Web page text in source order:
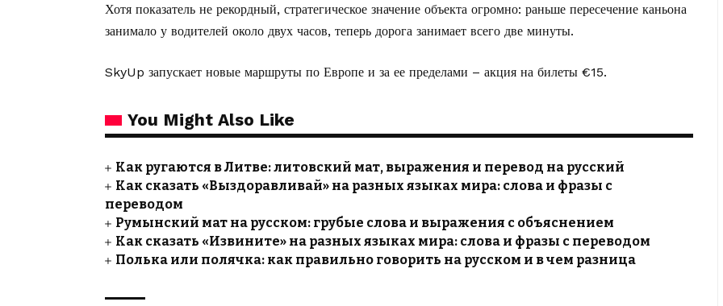
Хотя показатель не рекордный, стратегическое значение объекта огромно: раньше пересечение каньона
занимало у водителей около двух часов, теперь дорога занимает всего две минуты.
SkyUp запускает новые маршруты по Европе и за ее пределами – акция на билеты €15.
You Might Also Like
Как ругаются в Литве: литовский мат, выражения и перевод на русский
Как сказать «Выздоравливай» на разных языках мира: слова и фразы с
переводом
Румынский мат на русском: грубые слова и выражения с объяснением
Как сказать «Извините» на разных языках мира: слова и фразы с переводом
Полька или полячка: как правильно говорить на русском и в чем разница